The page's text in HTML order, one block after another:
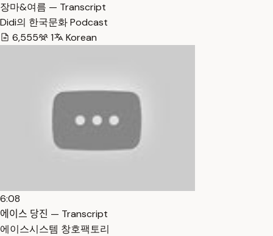
장마&여름 — Transcript
Didi의 한국문화 Podcast
6,555
1 Korean
6:08
에이스 당진 — Transcript
에이스시스템 창호팩토리